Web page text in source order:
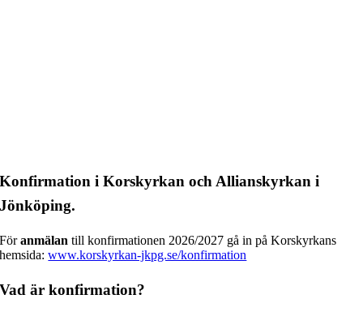
Konfirmation i Korskyrkan och Allianskyrkan i
Jönköping.
Föranmälan till konfirmationen 2026/2027 gå in på Korskyrkans
hemsida:www.korskyrkan-jkpg.se/konfirmation
Vad är konfirmation?